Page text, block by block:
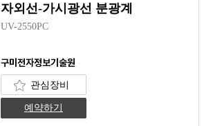
자외선-가시광선 분광계
UV-2550PC
구미전자정보기술원
관심장비
예약하기